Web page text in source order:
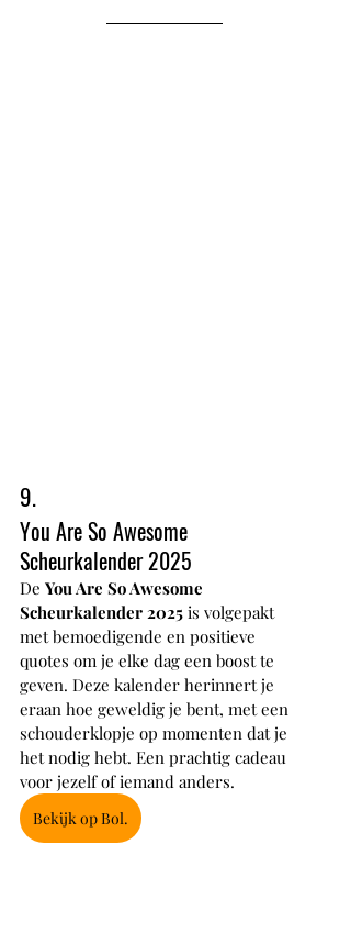
9.
You Are So Awesome
Scheurkalender 2025
De You Are So Awesome
Scheurkalender 2025 is volgepakt
met bemoedigende en positieve
quotes om je elke dag een boost te
geven. Deze kalender herinnert je
eraan hoe geweldig je bent, met een
schouderklopje op momenten dat je
het nodig hebt. Een prachtig cadeau
voor jezelf of iemand anders.
Bekijk op Bol.